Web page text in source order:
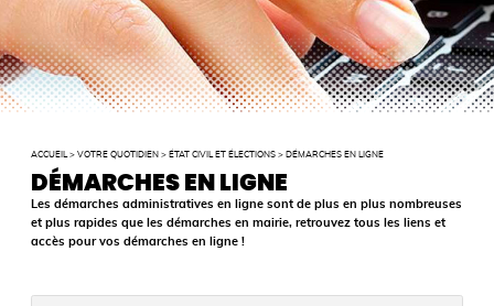
ACCUEIL >VOTRE QUOTIDIEN > ÉTAT CIVIL ET ÉLECTIONS > DÉMARCHES EN LIGNE
DÉMARCHES EN LIGNE
Les démarches administratives en ligne sont de plus en plus nombreuses
et plus rapides que les démarches en mairie, retrouvez tous les liens et
accès pour vos démarches en ligne !